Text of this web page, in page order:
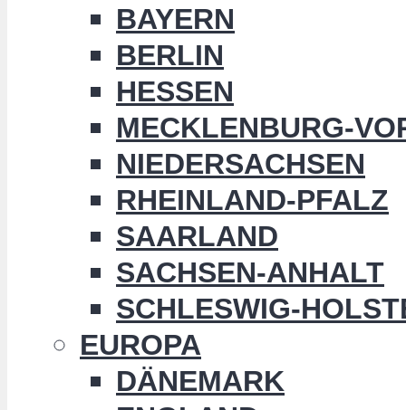
BAYERN
BERLIN
HESSEN
MECKLENBURG-
NIEDERSACHSEN
RHEINLAND-PFALZ
SAARLAND
SACHSEN-ANHALT
SCHLESWIG-
EUROPA
DÄNEMARK